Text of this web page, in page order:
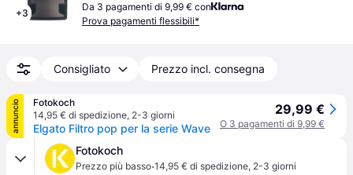
+3
Da 3 pagamenti di 9,99 € con
Prova pagamenti flessibili*
Consigliato Prezzo incl. consegna
annuncio
Fotokoch
14,95 € di spedizione, 2-3 giorni
Elgato Filtro pop per la serie Wave
29,99 €
O 3 pagamenti di 9,99 €
Fotokoch
Prezzo più basso·14,95 € di spedizione, 2-3 giorni